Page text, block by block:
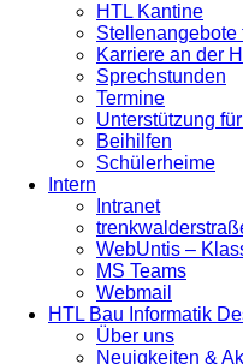
HTL Kantine
Stellenangebote
Karriere an der
Sprechstunden
Termine
Unterstützung
Beihilfen
Schülerheime
Intern
Intranet
WebUntis –
MS Teams
Webmail
HTL Bau Informatik
Über uns
Neuigkeiten &